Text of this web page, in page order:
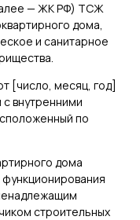
— ЖК РФ) ТСЖ
дома,
и санитарное
[число, месяц, год]
внутренними
по
дома
функционирования
строительных